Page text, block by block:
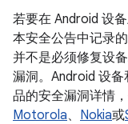
若要在 Android 设
本安全公告中记录
并不是必须修复设
漏洞。Android 设
品的安全漏洞详情，
Motorola、 Nokia或